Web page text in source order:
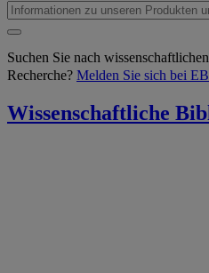
Suchen Sie nach
Recherche? Melden Sie sich bei
Wissenschaftliche